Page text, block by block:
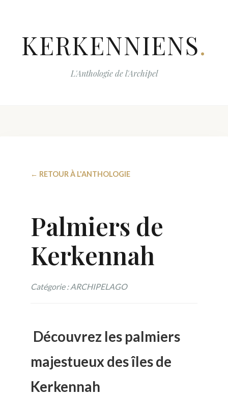
KERKENNIENS.
L'Anthologie de l'Archipel
← RETOUR À L'ANTHOLOGIE
Palmiers de
Kerkennah
Catégorie : ARCHIPELAGO
Découvrez les palmiers
majestueux des îles de
Kerkennah